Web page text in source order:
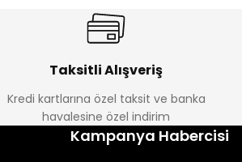
Kot Pantolon
ve Bebek Tayt
Taksitli Alışveriş
Kredi kartlarına özel taksit ve banka
havalesine özel indirim
Kampanya Habercisi